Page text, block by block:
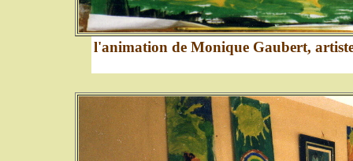
l'animation de Monique Gaubert,